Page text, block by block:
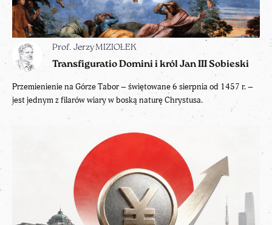
Prof. Jerzy MIZIOŁEK
Transfiguratio Domini i król Jan III Sobieski
Przemienienie na Górze Tabor – świętowane 6 sierpnia od 1457 r. –
jest jednym z filarów wiary w boską naturę Chrystusa.